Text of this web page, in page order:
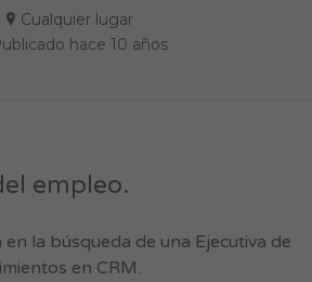
Cualquier lugar
hace 10 años
empleo.
la búsqueda de una Ejecutiva de
en CRM.